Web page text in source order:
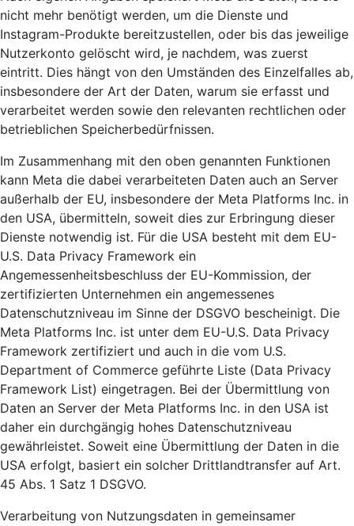
nicht mehr benötigt werden, um die Dienste und
Instagram-Produkte bereitzustellen, oder bis das jeweilige
Nutzerkonto gelöscht wird, je nachdem, was zuerst
eintritt. Dies hängt von den Umständen des Einzelfalles ab,
insbesondere der Art der Daten, warum sie erfasst und
verarbeitet werden sowie den relevanten rechtlichen oder
betrieblichen Speicherbedürfnissen.
Im Zusammenhang mit den oben genannten Funktionen
kann Meta die dabei verarbeiteten Daten auch an Server
außerhalb der EU, insbesondere der Meta Platforms Inc. in
den USA, übermitteln, soweit dies zur Erbringung dieser
Dienste notwendig ist. Für die USA besteht mit dem EU-
U.S. Data Privacy Framework ein
Angemessenheitsbeschluss der EU-Kommission, der
zertifizierten Unternehmen ein angemessenes
Datenschutzniveau im Sinne der DSGVO bescheinigt. Die
Meta Platforms Inc. ist unter dem EU-U.S. Data Privacy
Framework zertifiziert und auch in die vom U.S.
Department of Commerce geführte Liste (Data Privacy
Framework List) eingetragen. Bei der Übermittlung von
Daten an Server der Meta Platforms Inc. in den USA ist
daher ein durchgängig hohes Datenschutzniveau
gewährleistet. Soweit eine Übermittlung der Daten in die
USA erfolgt, basiert ein solcher Drittlandtransfer auf Art.
45 Abs. 1 Satz 1 DSGVO.
Verarbeitung von Nutzungsdaten in gemeinsamer